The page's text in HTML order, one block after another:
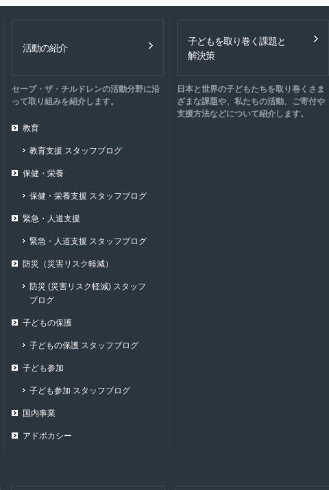
活動の紹介
セーブ・ザ・チルドレンの活動分野に沿
って取り組みを紹介します。
教育
教育支援 スタッフブログ
保健・栄養
保健・栄養支援 スタッフブログ
緊急・人道支援
緊急・人道支援 スタッフブログ
防災（災害リスク軽減）
防災 (災害リスク軽減) スタッフ
ブログ
子どもの保護
子どもの保護 スタッフブログ
子ども参加
子ども参加 スタッフブログ
国内事業
アドボカシー
子どもを取り巻く課題と
解決策
日本と世界の子どもたちを取り巻くさま
ざまな課題や、私たちの活動、ご寄付や
支援方法などについて紹介します。